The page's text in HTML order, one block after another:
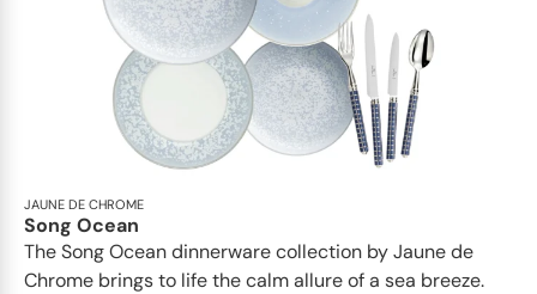
JAUNE DE CHROME
Song Ocean
The Song Ocean dinnerware collection by Jaune de
Chrome brings to life the calm allure of a sea breeze.